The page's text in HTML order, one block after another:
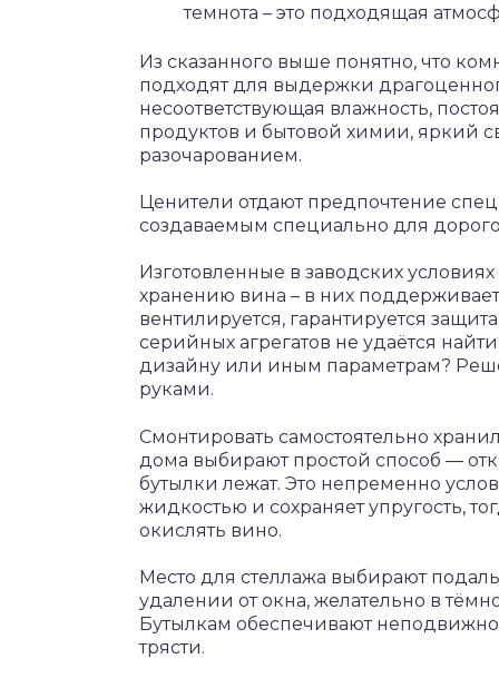
темнота – это подходящая
Из сказанного выше понятно, что
подходят для выдержки
несоответствующая влажность,
продуктов и бытовой химии, яркий
разочарованием.
Ценители отдают предпочтение
создаваемым специально для
Изготовленные в заводских
хранению вина – в них
вентилируется, гарантируется
серийных агрегатов не удаётся
дизайну или иным параметрам?
руками.
Смонтировать самостоятельно
дома выбирают простой способ —
бутылки лежат. Это непременно
жидкостью и сохраняет упругость,
окислять вино.
Место для стеллажа выбирают
удалении от окна, желательно в
Бутылкам обеспечивают
трясти.